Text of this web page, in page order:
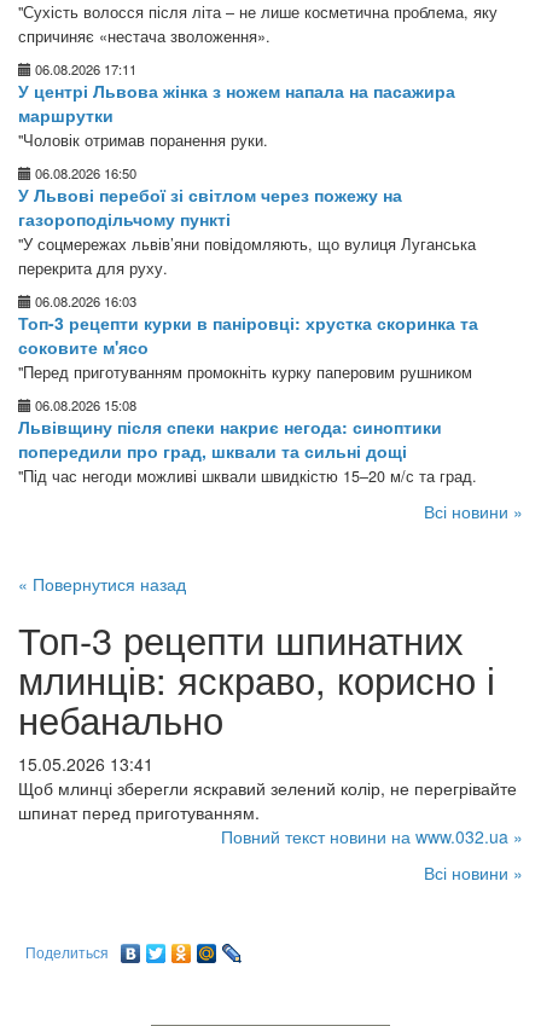
"Сухість волосся після літа – не лише косметична проблема, яку
спричиняє «нестача зволоження».
06.08.2026 17:11
У центрі Львова жінка з ножем напала на пасажира
маршрутки
"Чоловік отримав поранення руки.
06.08.2026 16:50
У Львові перебої зі світлом через пожежу на
газороподільчому пункті
"У соцмережах львів’яни повідомляють, що вулиця Луганська
перекрита для руху.
06.08.2026 16:03
Топ-3 рецепти курки в паніровці: хрустка скоринка та
соковите м'ясо
"Перед приготуванням промокніть курку паперовим рушником
06.08.2026 15:08
Львівщину після спеки накриє негода: синоптики
попередили про град, шквали та сильні дощі
"Під час негоди можливі шквали швидкістю 15–20 м/с та град.
Всі новини »
« Повернутися назад
Топ-3 рецепти шпинатних
млинців: яскраво, корисно і
небанально
15.05.2026 13:41
Щоб млинці зберегли яскравий зелений колір, не перегрівайте
шпинат перед приготуванням.
Повний текст новини на www.032.ua »
Всі новини »
Поделиться